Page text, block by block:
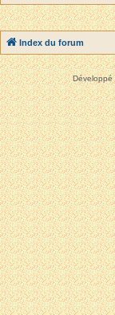
Index du forum